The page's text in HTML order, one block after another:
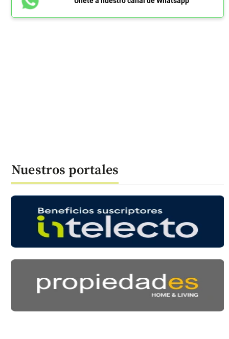
Nuestros portales